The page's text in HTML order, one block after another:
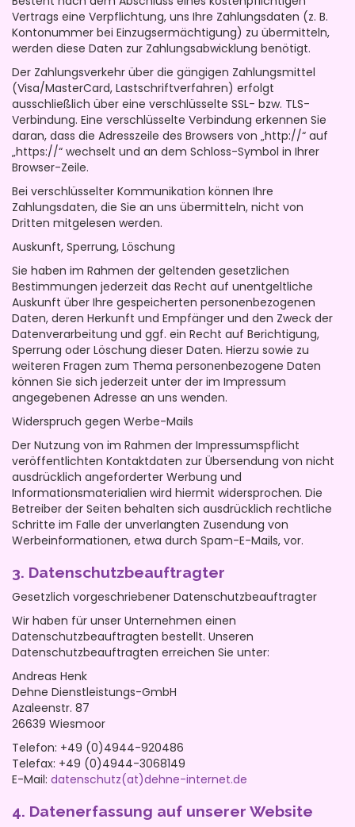
Vertrags eine Verpflichtung, uns Ihre Zahlungsdaten (z. B.
Kontonummer bei Einzugsermächtigung) zu übermitteln,
werden diese Daten zur Zahlungsabwicklung benötigt.
Der Zahlungsverkehr über die gängigen Zahlungsmittel
(Visa/MasterCard, Lastschriftverfahren) erfolgt
ausschließlich über eine verschlüsselte SSL- bzw. TLS-
Verbindung. Eine verschlüsselte Verbindung erkennen Sie
daran, dass die Adresszeile des Browsers von „http://“ auf
„https://“ wechselt und an dem Schloss-Symbol in Ihrer
Browser-Zeile.
Bei verschlüsselter Kommunikation können Ihre
Zahlungsdaten, die Sie an uns übermitteln, nicht von
Dritten mitgelesen werden.
Auskunft, Sperrung, Löschung
Sie haben im Rahmen der geltenden gesetzlichen
Bestimmungen jederzeit das Recht auf unentgeltliche
Auskunft über Ihre gespeicherten personenbezogenen
Daten, deren Herkunft und Empfänger und den Zweck der
Datenverarbeitung und ggf. ein Recht auf Berichtigung,
Sperrung oder Löschung dieser Daten. Hierzu sowie zu
weiteren Fragen zum Thema personenbezogene Daten
können Sie sich jederzeit unter der im Impressum
angegebenen Adresse an uns wenden.
Widerspruch gegen Werbe-Mails
Der Nutzung von im Rahmen der Impressumspflicht
veröffentlichten Kontaktdaten zur Übersendung von nicht
ausdrücklich angeforderter Werbung und
Informationsmaterialien wird hiermit widersprochen. Die
Betreiber der Seiten behalten sich ausdrücklich rechtliche
Schritte im Falle der unverlangten Zusendung von
Werbeinformationen, etwa durch Spam-E-Mails, vor.
3. Datenschutzbeauftragter
Gesetzlich vorgeschriebener Datenschutzbeauftragter
Wir haben für unser Unternehmen einen
Datenschutzbeauftragten bestellt. Unseren
Datenschutzbeauftragten erreichen Sie unter:
Andreas Henk
Dehne Dienstleistungs-GmbH
Azaleenstr. 87
26639 Wiesmoor
Telefon: +49 (0)4944-920486
Telefax: +49 (0)4944-3068149
E-Mail: datenschutz(at)dehne-internet.de
4. Datenerfassung auf unserer Website